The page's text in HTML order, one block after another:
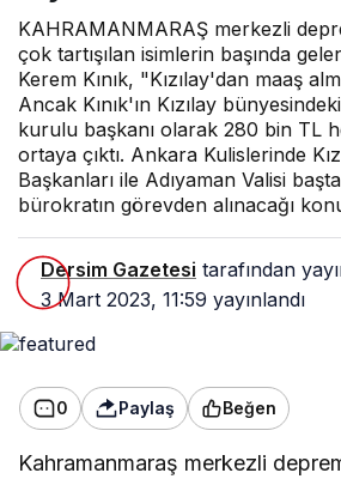
KAHRAMANMARAŞ merkezli
çok tartışılan isimlerin başında
Kerem Kınık, "Kızılay'dan maaş
Ancak Kınık'ın Kızılay
kurulu başkanı olarak 280 bin TL
ortaya çıktı. Ankara Kulislerinde
Başkanları ile Adıyaman Valisi
bürokratın görevden alınacağı
Dersim Gazetesi tarafından
3 Mart 2023, 11:59 yayınlandı
0 Paylaş Beğen
Kahramanmaraş merkezli